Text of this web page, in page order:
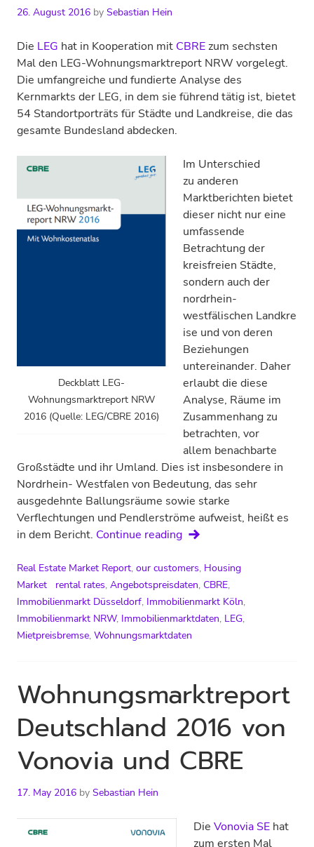
26. August 2016 by Sebastian Hein
Die LEG hat in Kooperation mit CBREzum sechsten
Mal den LEG-Wohnungsmarktreport NRW vorgelegt.
Die umfangreiche und fundierte Analyse des
Kernmarkts der LEG, in dem sie führend tätig ist, bietet
54 Standortporträts für Städte und Landkreise, die das
gesamte Bundesland abdecken.
Deckblatt LEG-
Wohnungsmarktreport NRW
2016 (Quelle: LEG/CBRE 2016)
Im Unterschied
zu anderen
Marktberichten bietet
dieser nicht nur eine
umfassende
Betrachtung der
kreisfreien Städte,
sondern auch der
nordrhein-
westfälischen Landkre
ise und von deren
Beziehungen
untereinander. Daher
erlaubt die diese
Analyse, Räume im
Zusammenhang zu
betrachten, vor
allem benachbarte
Großstädte und ihr Umland. Dies ist insbesondere in
Nordrhein- Westfalen von Bedeutung, das sehr
ausgedehnte Ballungsräume sowie starke
Verflechtungen und Pendlerströme aufweist, heißt es
in dem Bericht. Continue readingLEG-
NRW
2016
Real Estate Market Report, our customers, Housing
Market
rental rates, Angebotspreisdaten, CBRE,
Immobilienmarkt Düsseldorf, Immobilienmarkt Köln,
Immobilienmarkt NRW, Immobilienmarktdaten, LEG,
Mietpreisbremse, Wohnungsmarktdaten
Wohnungsmarktreport
Deutschland 2016 von
Vonovia und CBRE
17. May 2016 by Sebastian Hein
Die Vonovia SE hat
zum ersten Mal